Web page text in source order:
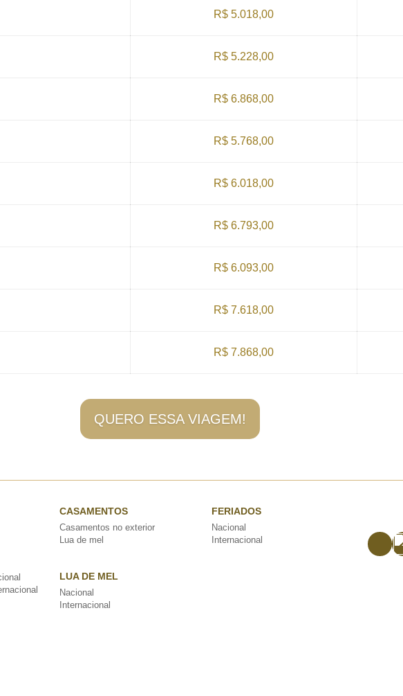
R$ 5.018,00
R$ 5.228,00
R$ 6.868,00
R$ 5.768,00
R$ 6.018,00
R$ 6.793,00
R$ 6.093,00
R$ 7.618,00
R$ 7.868,00
QUERO ESSA VIAGEM!
CASAMENTOS
Casamentos no exterior
Lua de mel
LUA DE MEL
Nacional
Internacional
FERIADOS
Nacional
Internacional